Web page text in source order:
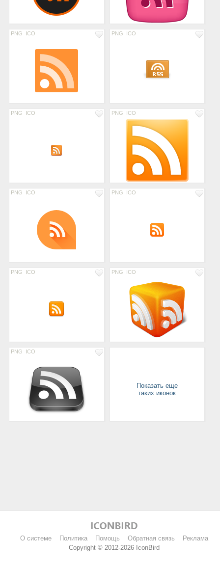
PNG ICO PNG ICO
PNG ICO PNG ICO
PNG ICO PNG ICO
PNG ICO PNG ICO
PNG ICO
Показать еще
таких иконок
О системе Политика Помощь Обратная связь
Реклама
Copyright © 2012-2026 IconBird